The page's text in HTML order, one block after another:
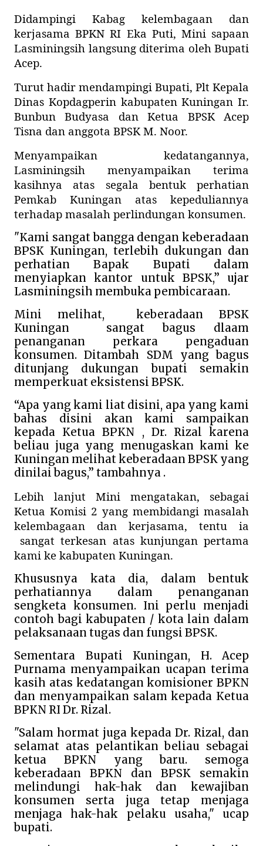
Didampingi Kabag kelembagaan dan
kerjasama BPKN RI Eka Puti, Mini sapaan
Lasminingsih langsung diterima oleh Bupati
Acep.
Turut hadir mendampingi Bupati, Plt Kepala
Dinas Kopdagperin kabupaten Kuningan Ir.
Bunbun Budyasa dan Ketua BPSK Acep
Tisna dan anggota BPSK M. Noor.
Menyampaikan kedatangannya,
Lasminingsih menyampaikan terima
kasihnya atas segala bentuk perhatian
Pemkab Kuningan atas kepeduliannya
terhadap masalah perlindungan konsumen.
"Kami sangat bangga dengan keberadaan
BPSK Kuningan, terlebih dukungan dan
perhatian Bapak Bupati dalam
menyiapkan kantor untuk BPSK,” ujar
Lasminingsih membuka pembicaraan.
Mini melihat,
keberadaan BPSK
Kuningan
sangat bagus dlaam
penanganan perkara pengaduan
konsumen. Ditambah SDM yang bagus
ditunjang dukungan bupati semakin
memperkuat eksistensi BPSK.
“Apa yang kami liat disini, apa yang kami
bahas disini akan kami sampaikan
kepada Ketua BPKN , Dr. Rizal karena
beliau juga yang menugaskan kami ke
Kuningan melihat keberadaan BPSK yang
dinilai bagus,” tambahnya .
Lebih lanjut Mini mengatakan, sebagai
Ketua Komisi 2 yang membidangi masalah
kelembagaan dan kerjasama, tentu ia
sangat terkesan atas kunjungan pertama
kami ke kabupaten Kuningan.
Khususnya kata dia, dalam bentuk
perhatiannya dalam penanganan
sengketa konsumen. Ini perlu menjadi
contoh bagi kabupaten / kota lain dalam
pelaksanaan tugas dan fungsi BPSK.
Sementara Bupati Kuningan, H. Acep
Purnama menyampaikan ucapan terima
kasih atas kedatangan komisioner BPKN
dan menyampaikan salam kepada Ketua
BPKN RI Dr. Rizal.
"Salam hormat juga kepada Dr. Rizal, dan
selamat atas pelantikan beliau sebagai
ketua BPKN yang baru. semoga
keberadaan BPKN dan BPSK semakin
melindungi hak-hak dan kewajiban
konsumen serta juga tetap menjaga
menjaga hak-hak pelaku usaha," ucap
bupati.